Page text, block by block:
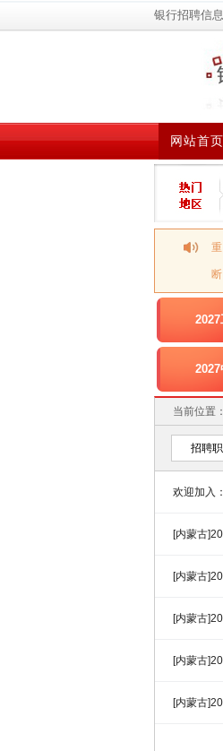
银行招聘信
网站首页
当前位置：
招聘
欢迎加入
[内蒙古
[内蒙古
[内蒙古
[内蒙古
[内蒙古